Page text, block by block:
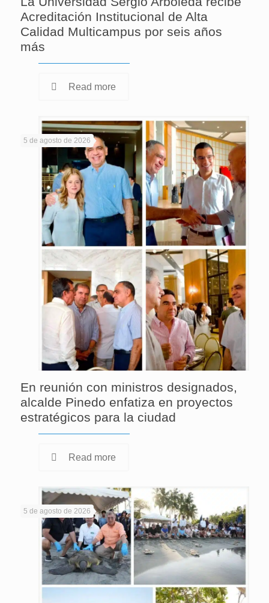
Acreditación Institucional de Alta
Calidad Multicampus por seis años
más
Read more
5 de agosto de 2026
En reunión con ministros designados,
alcalde Pinedo enfatiza en proyectos
estratégicos para la ciudad
Read more
5 de agosto de 2026